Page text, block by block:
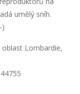
umělý sníh.
)
oblast Lombardie,